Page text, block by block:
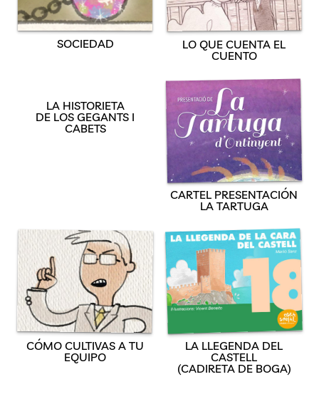
SOCIEDAD
LO QUE CUENTA EL
CUENTO
LA HISTORIETA
DE LOS GEGANTS I
CABETS
CARTEL PRESENTACIÓN
LA TARTUGA
CÓMO CULTIVAS A TU
EQUIPO
LA LLEGENDA DEL
CASTELL
(CADIRETA DE BOGA)